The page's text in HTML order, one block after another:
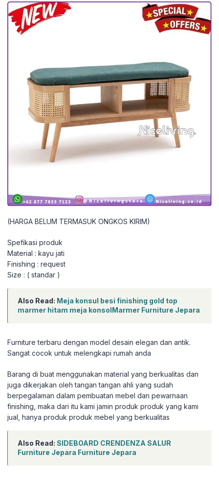
(HARGA BELUM TERMASUK ONGKOS KIRIM)
Spefikasi produk
Material : kayu jati
Finishing : request
Size : ( standar )
Also Read: Meja konsul besi finishing gold top
marmer hitam meja konsolMarmer Furniture Jepara
Furniture terbaru dengan model desain elegan dan antik.
Sangat cocok untuk melengkapi rumah anda
Barang di buat menggunakan material yang berkualitas dan
juga dikerjakan oleh tangan tangan ahli yang sudah
berpegalaman dalam pembuatan mebel dan pewarnaan
finishing, maka dari itu kami jamin produk produk yang kami
jual, hanya produk produk mebel yang berkualitas
Also Read: SIDEBOARD CRENDENZA SALUR
Furniture Jepara Furniture Jepara